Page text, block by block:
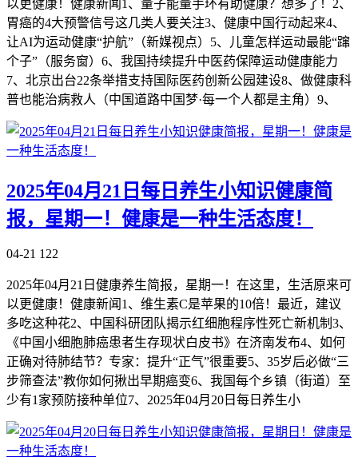
以更健康！健康新闻1、量子能量手环有助健康？想多了！2、
胃癌的4大预警信号这几类人要关注3、健康中国行动起来4、
让AI为运动健康“护航”（新媒视点）5、儿童怎样运动最能“蹿
个子”（服务窗）6、我国持续提升中医药保障运动健康能力
7、北京出台22条举措支持国际医药创新公园建设8、做健康科
普也能治病救人（中国道路中国梦·每一个人都是主角）9、
2025年04月21日每日养生小知识健康简
报，星期一！健康是一种生活态度！
04-21 122
2025年04月21日健康养生简报，星期一！在这里，生活原来可
以更健康！健康新闻1、维生素C是苹果的10倍！最近，建议
多吃这种花2、中国科研团队揭示红细胞程序性死亡新机制3、
《中国小细胞肺癌患者生存现状白皮书》在济南发布4、如何
正确对待肺结节？专家：提升“正气”很重要5、35岁后必做“三
步筛查法”教你如何揪出早期癌变6、我国每个乡镇（街道）至
少有1家预防接种单位7、2025年04月20日每日养生小